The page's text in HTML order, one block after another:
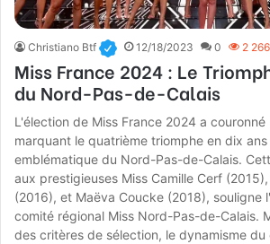
Christiano Btf 12/18/2023 0 2 266
Miss France 2024 : Le
du Nord-Pas-de-Calais
L'élection de Miss France 2024 a couronné
marquant le quatrième triomphe en dix
emblématique du Nord-Pas-de-Calais.
aux prestigieuses Miss Camille Cerf
(2016), et Maëva Coucke (2018), souligne
comité régional Miss Nord-Pas-de-Calais.
des critères de sélection, le dynamisme du